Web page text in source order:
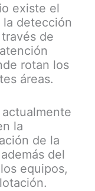
existe el
la detección
de
rotan los
áreas.
la
de la
del
equipos,